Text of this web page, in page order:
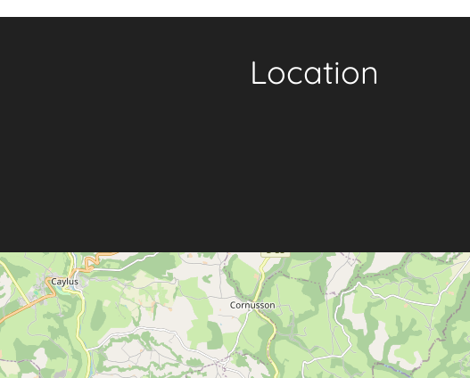
Location